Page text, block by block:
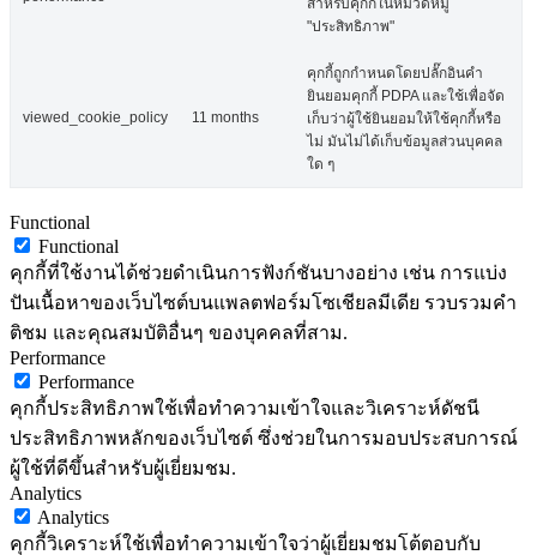
"ประสิทธิภาพ"
viewed_cookie_policy 11 months
คุกกี้ถูกกำหนดโดยปลั๊กอินคำ
ยินยอมคุกกี้ PDPA และใช้เพื่อจัด
เก็บว่าผู้ใช้ยินยอมให้ใช้คุกกี้หรือ
ไม่ มันไม่ได้เก็บข้อมูลส่วนบุคคล
ใด ๆ
Functional
Functional
คุกกี้ที่ใช้งานได้ช่วยดำเนินการฟังก์ชันบางอย่าง เช่น การแบ่ง
ปันเนื้อหาของเว็บไซต์บนแพลตฟอร์มโซเชียลมีเดีย รวบรวมคำ
ติชม และคุณสมบัติอื่นๆ ของบุคคลที่สาม.
Performance
Performance
คุกกี้ประสิทธิภาพใช้เพื่อทำความเข้าใจและวิเคราะห์ดัชนี
ประสิทธิภาพหลักของเว็บไซต์ ซึ่งช่วยในการมอบประสบการณ์
ผู้ใช้ที่ดีขึ้นสำหรับผู้เยี่ยมชม.
Analytics
Analytics
คุกกี้วิเคราะห์ใช้เพื่อทำความเข้าใจว่าผู้เยี่ยมชมโต้ตอบกับ